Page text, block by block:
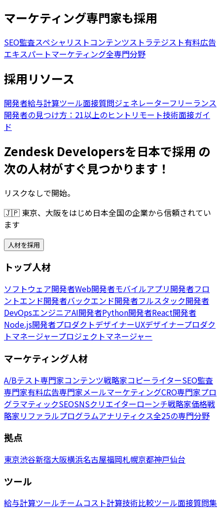
マーケティング専門家も採用
SEO監査スペシャリストコンテンツストラテジスト有料広告
エキスパートマーケティング全専門分野
採用リソース
開発者給与計算ツール面接質問ジェネレーターフリーランス
開発者の見つけ方：21以上のヒント リモート技術面接ガイ
ド
Zendesk Developersを日本で採用 の
次の人材がすぐ見つかります！
リスクなしで開始。
🇯🇵 東京、大阪をはじめ日本全国の企業から信頼されてい
ます
人材を採用
トップ人材
ソフトウェア開発者Web開発者モバイルアプリ開発者フロ
ントエンド開発者バックエンド開発者フルスタック開発者
DevOpsエンジニアAI開発者Python開発者React開発者
Node.js開発者プロダクトデザイナーUXデザイナープロダク
トマネージャープロジェクトマネージャー
マーケティング人材
A/Bテスト専門家コンテンツ戦略家コピーライターSEO監査
専門家有料広告専門家メールマーケティングCRO専門家プロ
グラマティックSEOSNSクリエイターローンチ戦略家価格戦
略家リファラルプログラムアナリティクス全25の専門分野
拠点
東京渋谷新宿大阪横浜名古屋福岡札幌京都神戸仙台
ツール
給与計算ツールチームコスト計算技術比較ツール面接質問集